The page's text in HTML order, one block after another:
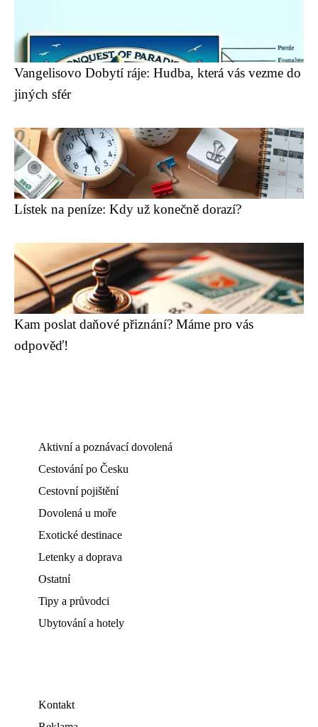
Vangelisovo Dobytí ráje: Hudba, která vás vezme do
jiných sfér
Lístek na peníze: Kdy už konečně dorazí?
Kam poslat daňové přiznání? Máme pro vás
odpověď!
Aktivní a poznávací dovolená
Cestování po Česku
Cestovní pojištění
Dovolená u moře
Exotické destinace
Letenky a doprava
Ostatní
Tipy a průvodci
Ubytování a hotely
Kontakt